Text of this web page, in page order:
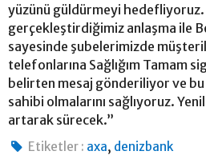
yüzünü güldürmeyi hedefliyoruz.
gerçekleştirdiğimiz anlaşma ile
sayesinde şubelerimizde
telefonlarına Sağlığım Tamam
belirten mesaj gönderiliyor ve
sahibi olmalarını sağlıyoruz.
artarak sürecek.”
Etiketler : axa, denizbank